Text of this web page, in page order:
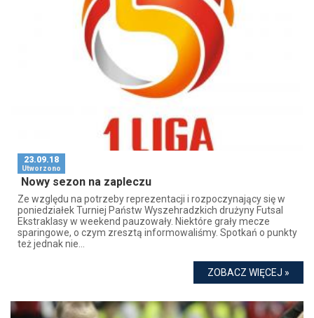
23.09.18
Utworzono
Nowy sezon na zapleczu
Ze względu na potrzeby reprezentacji i rozpoczynający się w
poniedziałek Turniej Państw Wyszehradzkich drużyny Futsal
Ekstraklasy w weekend pauzowały. Niektóre grały mecze
sparingowe, o czym zresztą informowaliśmy. Spotkań o punkty
też jednak nie...
ZOBACZ WIĘCEJ »